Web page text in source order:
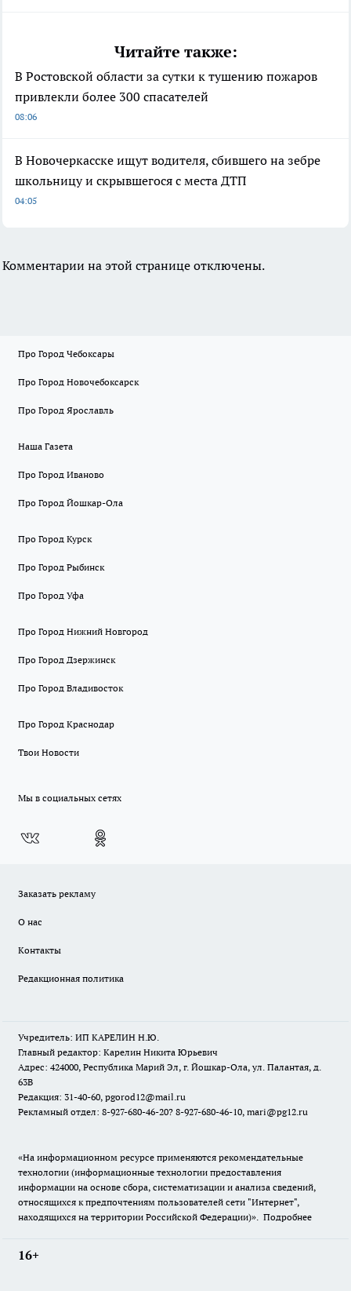
Читайте также:
В Ростовской области за сутки к тушению пожаров
привлекли более 300 спасателей
08:06
В Новочеркасске ищут водителя, сбившего на зебре
школьницу и скрывшегося с места ДТП
04:05
Комментарии на этой странице отключены.
Про Город Чебоксары
Про Город Новочебоксарск
Про Город Ярославль
Наша Газета
Про Город Иваново
Про Город Йошкар-Ола
Про Город Курск
Про Город Рыбинск
Про Город Уфа
Про Город Нижний Новгород
Про Город Дзержинск
Про Город Владивосток
Про Город Краснодар
Твои Новости
Мы в социальных сетях
Заказать рекламу
О нас
Контакты
Редакционная политика
Учредитель: ИП КАРЕЛИН Н.Ю.
Главный редактор: Карелин Никита Юрьевич
Адрес: 424000, Республика Марий Эл, г. Йошкар-Ола, ул. Палантая, д.
63В
Редакция: 31-40-60, pgorod12@mail.ru
Рекламный отдел: 8-927-680-46-20? 8-927-680-46-10, mari@pg12.ru
«На информационном ресурсе применяются рекомендательные
технологии (информационные технологии предоставления
информации на основе сбора, систематизации и анализа сведений,
относящихся к предпочтениям пользователей сети "Интернет",
находящихся на территории Российской Федерации)». Подробнее
16+